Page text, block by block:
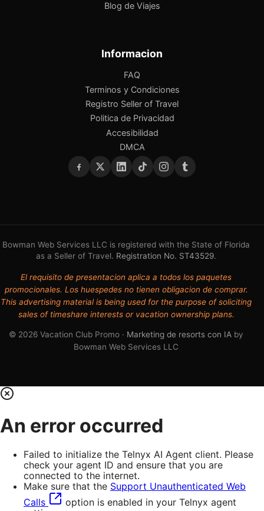
Blog de Viajes
Informacion
FAQ
Terminos y Condiciones
Registro Seller of Travel
Politica de Privacidad
Accesibilidad
DMCA
Bowman Web Services LLC is registered with the State of Florida
as a Seller of Travel. Registration No. ST43529.
El requisito de presentacion aplica a todos los paquetes
promocionales. Los huespedes no tienen obligacion de comprar.
This advertising material is being used for the purpose of soliciting
sales of timeshare interests or vacation ownership plans.
© 2026 Vacation Club Promo · Marketing de resorts con IA by
Bowman Web Services LLC